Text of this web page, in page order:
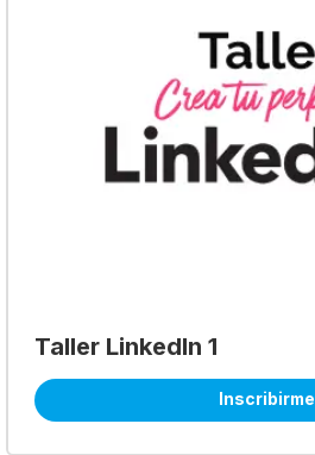
Taller LinkedIn 1
Inscribirme